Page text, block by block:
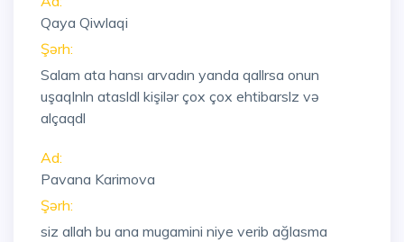
Qaya Qiwlaqi
Şərh:
Salam ata hansı arvadın yanda qallrsa onun
uşaqlnln atasldl kişilər çox çox ehtibarslz və
alçaqdl
Ad:
Pavana Karimova
Şərh:
siz allah bu ana mugamini niye verib ağlasma